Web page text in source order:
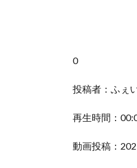
0
投稿者：ふぇ
再生時間：
動画投稿：